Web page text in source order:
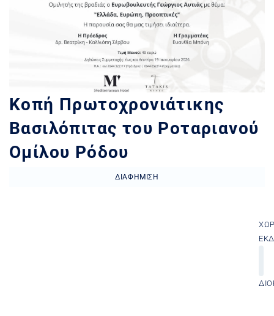
Κοπή Πρωτοχρονιάτικης
Βασιλόπιτας του Ροταριανού
Ομίλου Ρόδου
ΔΙΑΦΉΜΙΣΗ